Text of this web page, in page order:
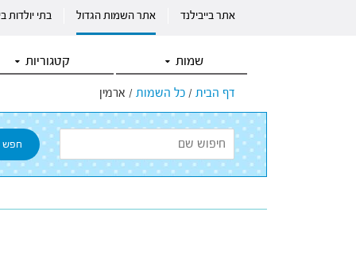
אתר בייבילנד אתר השמות הגדול בתי יולדות
שמות קטגוריות
דף הבית / כל השמות / ארמין